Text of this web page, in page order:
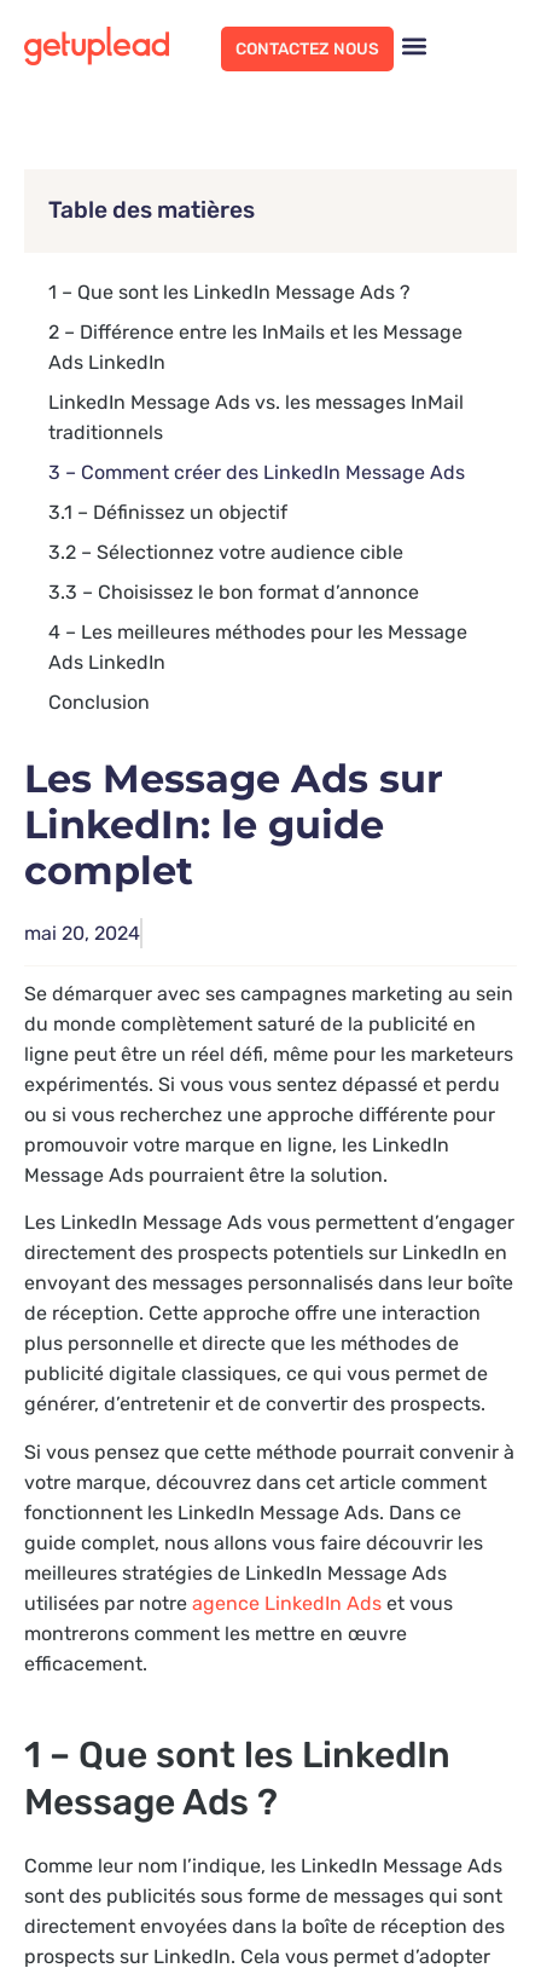
CONTACTEZ NOUS
Table des matières
1 – Que sont les LinkedIn Message Ads ?
2 – Différence entre les InMails et les Message
Ads LinkedIn
LinkedIn Message Ads vs. les messages InMail
traditionnels
3 – Comment créer des LinkedIn Message Ads
3.1 – Définissez un objectif
3.2 – Sélectionnez votre audience cible
3.3 – Choisissez le bon format d’annonce
4 – Les meilleures méthodes pour les Message
Ads LinkedIn
Conclusion
Les Message Ads sur
LinkedIn: le guide
complet
mai 20, 2024
Se démarquer avec ses campagnes marketing au sein
du monde complètement saturé de la publicité en
ligne peut être un réel défi, même pour les marketeurs
expérimentés. Si vous vous sentez dépassé et perdu
ou si vous recherchez une approche différente pour
promouvoir votre marque en ligne, les LinkedIn
Message Ads pourraient être la solution.
Les LinkedIn Message Ads vous permettent d’engager
directement des prospects potentiels sur LinkedIn en
envoyant des messages personnalisés dans leur boîte
de réception. Cette approche offre une interaction
plus personnelle et directe que les méthodes de
publicité digitale classiques, ce qui vous permet de
générer, d’entretenir et de convertir des prospects.
Si vous pensez que cette méthode pourrait convenir à
votre marque, découvrez dans cet article comment
fonctionnent les LinkedIn Message Ads. Dans ce
guide complet, nous allons vous faire découvrir les
meilleures stratégies de LinkedIn Message Ads
utilisées par notre agence LinkedIn Ads et vous
montrerons comment les mettre en œuvre
efficacement.
1 – Que sont les LinkedIn
Message Ads ?
Comme leur nom l’indique, les LinkedIn Message Ads
sont des publicités sous forme de messages qui sont
directement envoyées dans la boîte de réception des
prospects sur LinkedIn. Cela vous permet d’adopter